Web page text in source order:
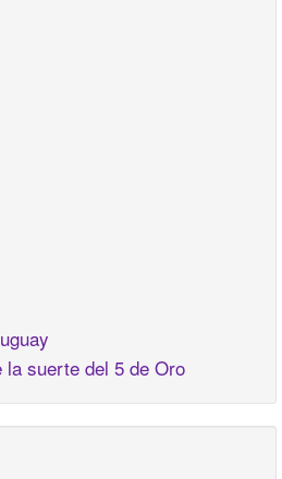
suerte del 5 de Oro